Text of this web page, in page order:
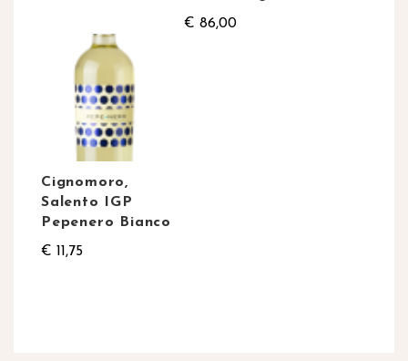
€ 86,00
Cignomoro,
Salento IGP
Pepenero Bianco
€ 11,75